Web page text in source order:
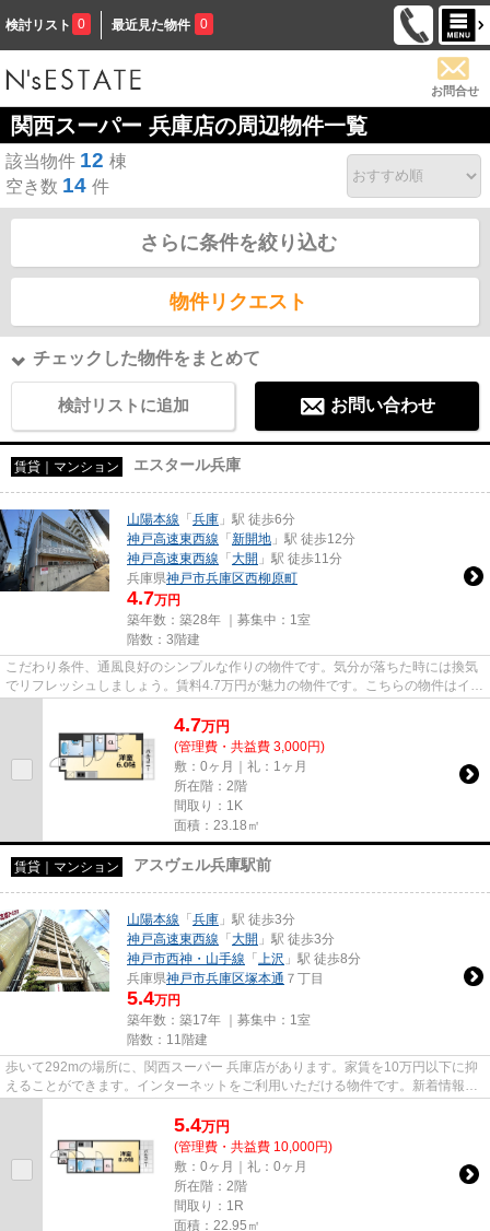
検討リスト 0 最近見た物件 0
お問合せ
関西スーパー 兵庫店の周辺物件一覧
該当物件 12 棟
空き数 14 件
さらに条件を絞り込む
物件リクエスト
チェックした物件をまとめて
検討リストに追加 お問い合わせ
賃貸｜マンション エスタール兵庫
山陽本線 「 兵庫 」駅 徒歩6分
神戸高速東西線 「 新開地 」駅 徒歩12分
神戸高速東西線 「 大開 」駅 徒歩11分
兵庫県神戸市兵庫区西柳原町
4.7万円
築年数：築28年 ｜募集中： 1室
階数：3階建
こだわり条件、通風良好のシンプルな作りの物件です。気分が落ちた時には換気
でリフレッシュしましょう。賃料4.7万円が魅力の物件です。こちらの物件はイン
4.7万円
(管理費・共益費 3,000円)
敷：0ヶ月｜礼：1ヶ月
所在階：2階
間取り：1K
面積：23.18㎡
賃貸｜マンション アスヴェル兵庫駅前
山陽本線 「 兵庫 」駅 徒歩3分
神戸高速東西線 「 大開 」駅 徒歩3分
神戸市西神・山手線 「 上沢 」駅 徒歩8分
兵庫県神戸市兵庫区塚本通 ７丁目
5.4万円
築年数：築17年 ｜募集中： 1室
階数：11階建
歩いて292mの場所に、関西スーパー 兵庫店があります。家賃を10万円以下に抑
えることができます。インターネットをご利用いただける物件です。新着情報：
5.4万円
(管理費・共益費 10,000円)
敷：0ヶ月｜礼：0ヶ月
所在階：2階
間取り：1R
面積：22.95㎡